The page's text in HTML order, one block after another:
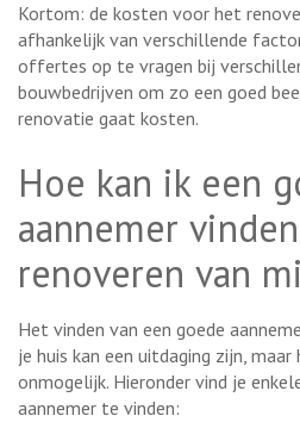
Kortom: de kosten voor het
afhankelijk van verschillende
offertes op te vragen bij
bouwbedrijven om zo een goed
renovatie gaat kosten.
Hoe kan ik een
aannemer
renoveren van
Het vinden van een goede
je huis kan een uitdaging zijn,
onmogelijk. Hieronder vind je
aannemer te vinden: